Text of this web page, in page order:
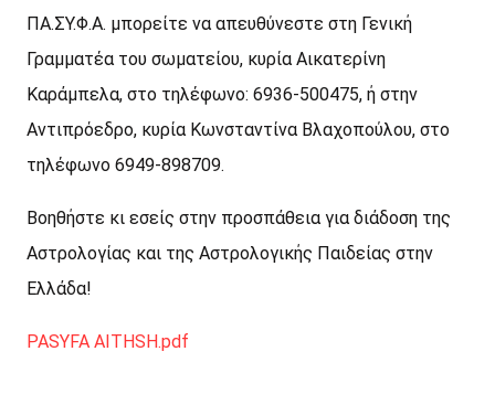
ΠΑ.ΣΥ.Φ.Α. μπορείτε να απευθύνεστε στη Γενική
Γραμματέα του σωματείου, κυρία Αικατερίνη
Καράμπελα, στο τηλέφωνο: 6936-500475, ή στην
Αντιπρόεδρο, κυρία Κωνσταντίνα Βλαχοπούλου, στο
τηλέφωνο 6949-898709.
Βοηθήστε κι εσείς στην προσπάθεια για διάδοση της
Αστρολογίας και της Αστρολογικής Παιδείας στην
Ελλάδα!
PASYFA AITHSH.pdf